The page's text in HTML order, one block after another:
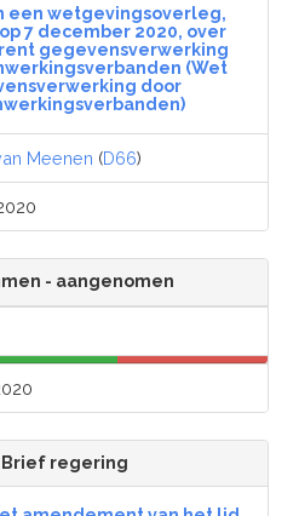
een wetgevingsoverleg,
7 december 2020, over
gegevensverwerking
(Wet
door
Meenen (D66)
- aangenomen
Brief regering